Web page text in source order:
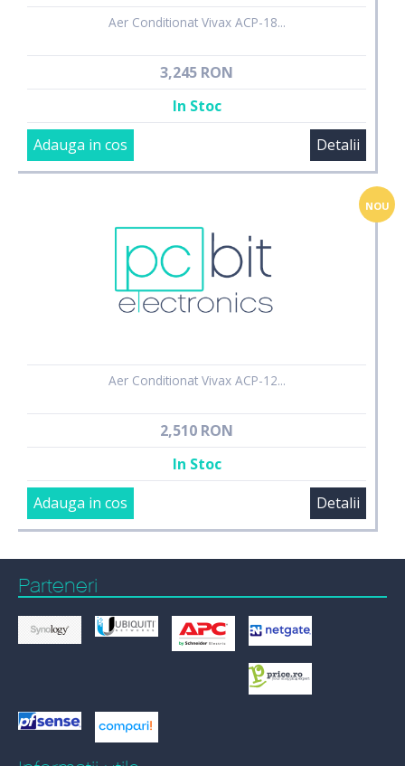
Aer Conditionat Vivax ACP-18...
3,245 RON
In Stoc
Adauga in cos
Detalii
NOU
Aer Conditionat Vivax ACP-12...
2,510 RON
In Stoc
Adauga in cos
Detalii
Parteneri